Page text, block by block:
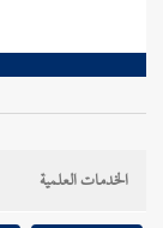
الخدمات العلمية